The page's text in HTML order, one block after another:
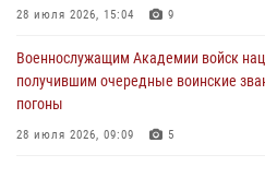
28 июля 2026, 15:04 9
Военнослужащим Академии войск
получившим очередные воинские
погоны
28 июля 2026, 09:09 5